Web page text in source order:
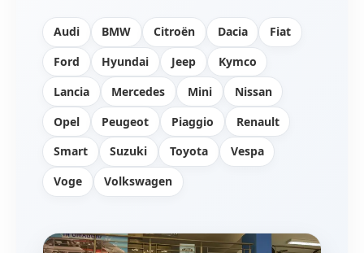
Audi BMW Citroën Dacia
Fiat
Ford
Hyundai Jeep
Kymco
Lancia
Mercedes Mini
Nissan
Opel
Peugeot Piaggio
Renault
Smart
Suzuki Toyota
Vespa
Voge
Volkswagen